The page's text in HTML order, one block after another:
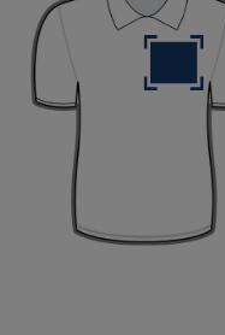
Cena regularna:
Najniższa cena:
1 504,07 zł
DO KOSZYKA